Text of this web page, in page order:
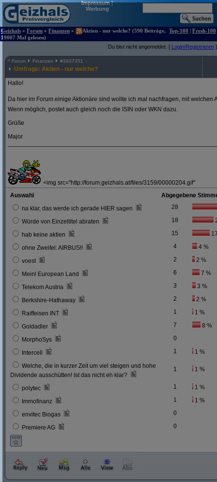
Impressum|
Werbung
Geizhals » Forum » Finanzen »
Aktien - nur welche? (590 Beiträge,
19007 Mal gelesen)
Top-100 | Fresh-100
Du bist nicht angemeldet. [ Login/Registrieren ]
^ Forum Finanzen #3937351
Umfrage: Aktien - nur welche?
Hallo!
Da hier im Forum einige Aktionäre sind wollte ich mal nachfragen, mit welchen
Wenn möglich, postet auch gleich noch die ISIN oder WKN dazu.
Grüße
Major
<img src="http://forum.geizhals.at/files/3159/00000204.gif"
Auswahl
Abgegebene
na klar, das werde ich gerade HIER sagen
28
Würde von Einzeltitel abraten 18
hab keine aktien 15
ohne Zweifel: AIRBUS!! 4 4 %
voest 2 2 %
Meinl European Land 6 7 %
Telekom Austria 3 3 %
Berkshire-Hathaway 2 2 %
Raiffeisen INT 1 1 %
Goldadler 7 8 %
MorphoSys 0
Intercell 1 1 %
Welche, die in kurzer Zeit um viel steigen und hohe
Dividende ausschütten! Ist das nicht eh klar?
1 1 %
polytec 1 1 %
Immofinanz 1 1 %
envitec Biogas 0
Premiere AG 0